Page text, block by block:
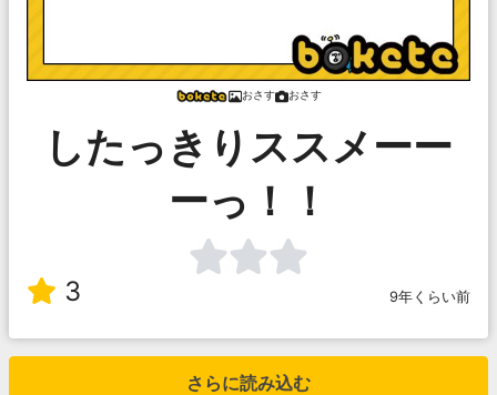
おさす おさす
したっきりススメーー
ーっ！！
3 9年くらい前
さらに読み込む